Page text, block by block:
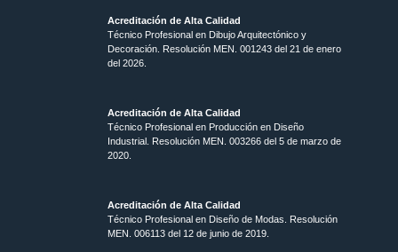
Acreditación de Alta Calidad
Técnico Profesional en Dibujo Arquitectónico y
Decoración. Resolución MEN. 001243 del 21 de enero
del 2026.
Acreditación de Alta Calidad
Técnico Profesional en Producción en Diseño
Industrial. Resolución MEN. 003266 del 5 de marzo de
2020.
Acreditación de Alta Calidad
Técnico Profesional en Diseño de Modas. Resolución
MEN. 006113 del 12 de junio de 2019.